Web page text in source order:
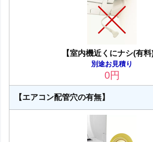
【室内機近くにナシ(有料)
別途お見積り
0円
【エアコン配管穴の有無】